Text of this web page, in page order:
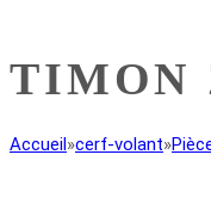
TIMON
Accueil»cerf-volant»